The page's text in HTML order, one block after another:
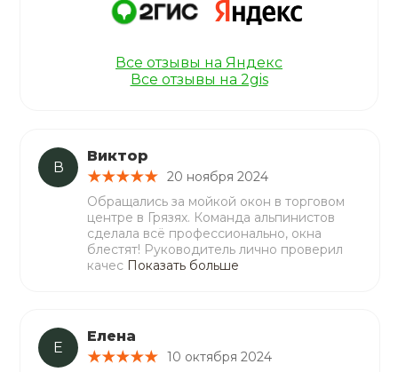
В
Виктор
20 ноября 2024
Обращались за мойкой окон в торговом
центре в Грязях. Команда альпинистов
сделала всё профессионально, окна
блестят! Руководитель лично проверил
качес Показать больше
Е
Елена
10 октября 2024
Все отзывы на Яндекс
Все отзывы на 2gis